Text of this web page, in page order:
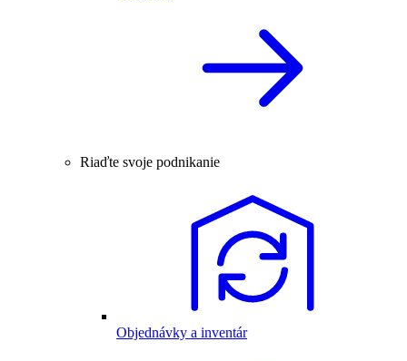
Riaďte svoje podnikanie
Objednávky a inventár